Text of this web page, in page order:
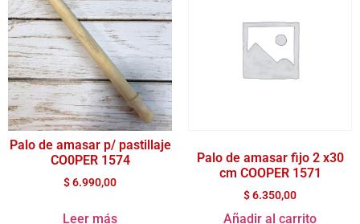
Palo de amasar p/ pastillaje
CO0PER 1574
$6.990,00
Leer más
Palo de amasar fijo 2 x30
cm COOPER 1571
$6.350,00
Añadir al carrito